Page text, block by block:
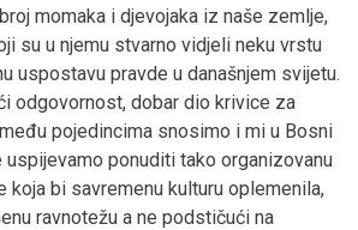
momaka i djevojaka iz naše zemlje,
su u njemu stvarno vidjeli neku vrstu
uspostavu pravde u današnjem svijetu.
odgovornost, dobar dio krivice za
pojedincima snosimo i mi u Bosni
uspijevamo ponuditi tako organizovanu
koja bi savremenu kulturu oplemenila,
ravnotežu a ne podstičući na